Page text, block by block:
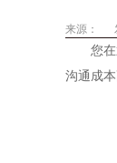
来源：
您
沟通成